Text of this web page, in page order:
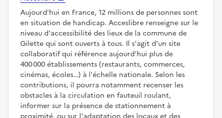
Aujourd'hui en France, 12 millions de personnes sont
en situation de handicap. Acceslibre renseigne sur le
niveau d'accessibilité des lieux de la commune de
Gilette qui sont ouverts à tous. Il s'agit d'un site
collaboratif qui référence aujourd'hui plus de
400 000 établissements (restaurants, commerces,
cinémas, écoles…) à l'échelle nationale. Selon les
contributions, il pourra notamment recenser les
obstacles à la circulation en fauteuil roulant,
informer sur la présence de stationnement à